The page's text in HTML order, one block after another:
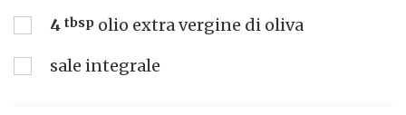
4 tbsp olio extra vergine di oliva
sale integrale